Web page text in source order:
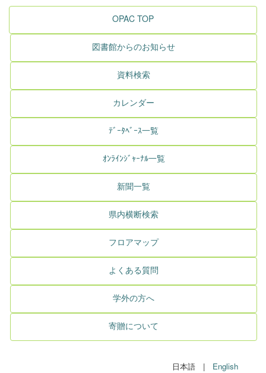
OPAC TOP
図書館からのお知らせ
資料検索
カレンダー
ﾃﾞｰﾀﾍﾞｰｽ一覧
ｵﾝﾗｲﾝｼﾞｬｰﾅﾙ一覧
新聞一覧
県内横断検索
フロアマップ
よくある質問
学外の方へ
寄贈について
日本語 | English